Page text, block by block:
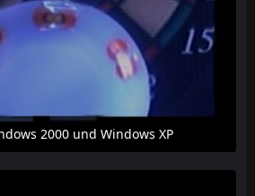
2000 und Windows XP
um 17:45